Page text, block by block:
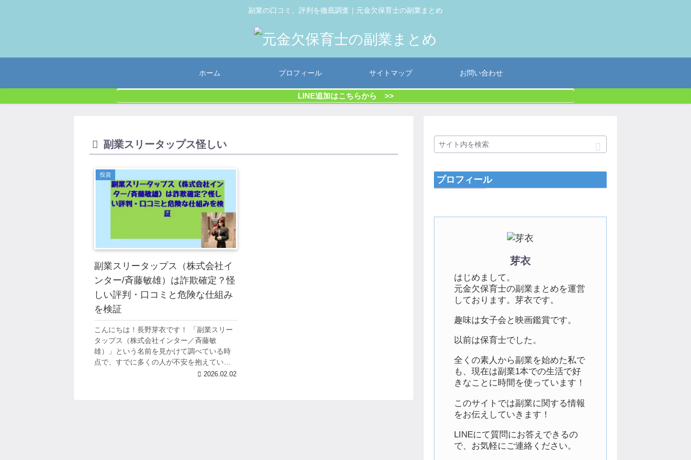
副業の口コミ、評判を徹底調査｜元金欠保育士の副業まとめ
ホーム プロフィール サイトマップ お問い合わせ
LINE追加はこちらから >>
副業スリータップス怪しい
投資
副業スリータップス（株式会社イ
ンター/斉藤敏雄）は詐欺確定？怪
しい評判・口コミと危険な仕組み
を検証
こんにちは！長野芽衣です！ 「副業スリー
タップス（株式会社インター／斉藤敏
雄）」という名前を見かけて調べている時
点で、すでに多くの人が不安を抱えている
と考えられます。 実際にネット上では、株
2026.02.02
プロフィール
芽衣
はじめまして。
元金欠保育士の副業まとめを運営
しております。芽衣です。
趣味は女子会と映画鑑賞です。
以前は保育士でした。
全くの素人から副業を始めた私で
も、現在は副業1本での生活で好
きなことに時間を使っています！
このサイトでは副業に関する情報
をお伝えしていきます！
LINEにて質問にお答えできるの
で、お気軽にご連絡ください。